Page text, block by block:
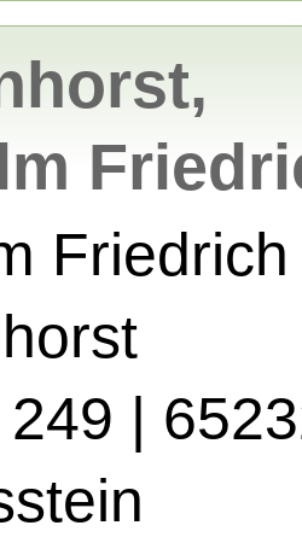
Friedrich
|